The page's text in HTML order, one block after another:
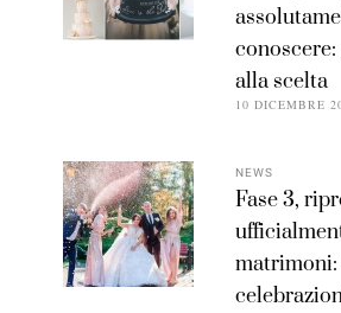
alla scelta
10 DICEMBRE
NEWS
Fase 3,
matrimoni: